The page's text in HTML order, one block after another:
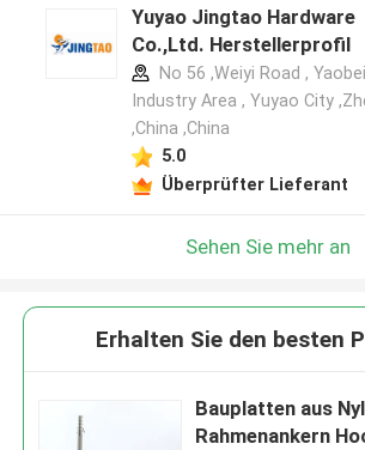
Yuyao Jingtao Hardware
Co.,Ltd. Herstellerprofil
No 56 ,Weiyi Road , Yaobei
Industry Area , Yuyao City
,China ,China
5.0
Überprüfter Lieferant
Sehen Sie mehr an
Erhalten Sie den besten
Bauplatten aus
Rahmenankern